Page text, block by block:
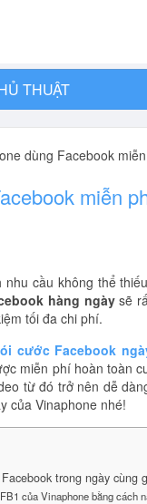
THUẬT
dùng Facebook
miễn
cầu không thể
hàng ngàysẽ
tối đa chi phí.
cước Facebook
miễn phí hoàn toàn
từ đó trở nên dễ
của Vinaphone nhé!
trong ngày cùng
của Vinaphone bằng cách